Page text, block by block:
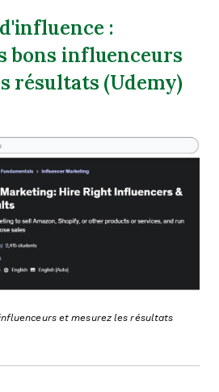
:
bons influenceurs
résultats (Udemy)
et mesurez les résultats